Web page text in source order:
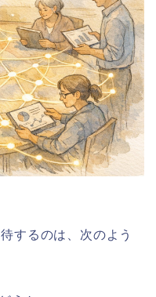
するのは、次のよう